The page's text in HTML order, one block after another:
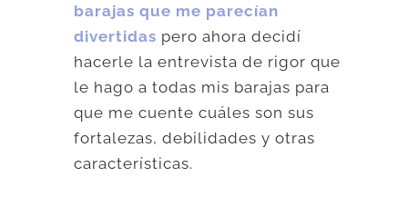
barajas que me parecían
divertidas pero ahora decidí
hacerle la entrevista de rigor que
le hago a todas mis barajas para
que me cuente cuáles son sus
fortalezas, debilidades y otras
características.